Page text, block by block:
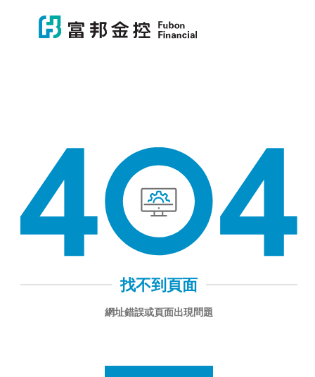
富邦金控
404 找不到頁面
找不到頁面
網址錯誤或頁面出現問題